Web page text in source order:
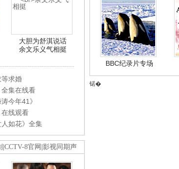
大胆为舒淇说话
余文乐义气相挺
等求婚
全集在线看
今年41》
在线观看
人如花》全集
CCTV-8官网 影视同期声
BBC纪录片专场
锘�